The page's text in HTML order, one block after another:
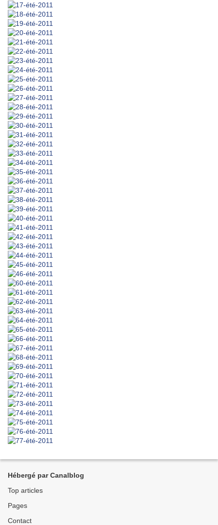
Hébergé par Canalblog
Top articles
Pages
Contact